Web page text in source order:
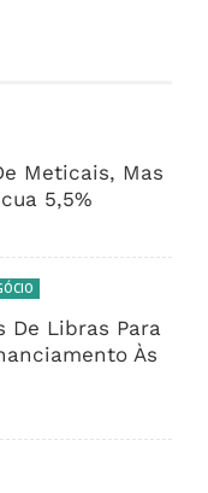
Meticais, Mas
5,5%
De Libras Para
Às